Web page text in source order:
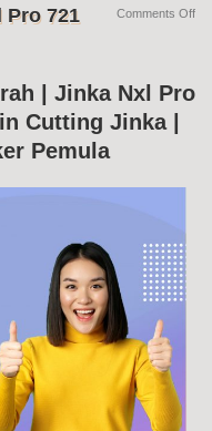
Pro 721
| Jinka Nxl Pro
Cutting Jinka |
Pemula
Comments Offon
Nxl